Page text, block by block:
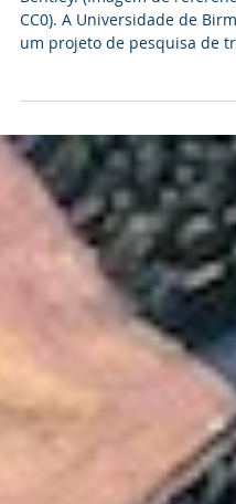
abastecimento
reciclagem
Bentley. (Imagem de
um projeto de pesquisa de
Bentley...